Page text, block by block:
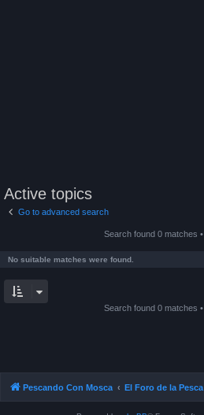
Active topics
Go to advanced search
Search found 0 matches
No suitable matches were found.
Search found 0 matches
Pescando Con Mosca El Foro de la